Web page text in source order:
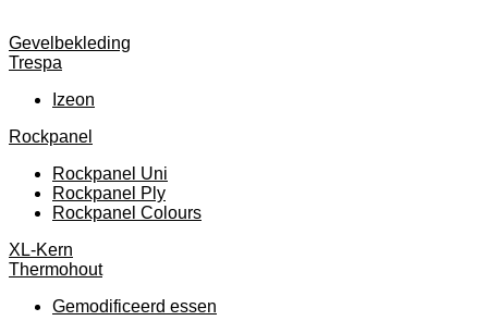
Gevelbekleding
Trespa
Izeon
Rockpanel
Rockpanel Uni
Rockpanel Ply
Rockpanel Colours
XL-Kern
Thermohout
Gemodificeerd essen